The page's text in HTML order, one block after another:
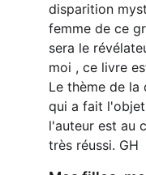
disparition
femme de ce
sera le
moi , ce livre
Le thème de
qui a fait
l'auteur est au
très réussi. GH